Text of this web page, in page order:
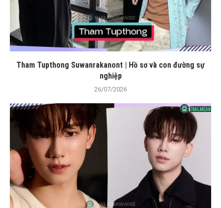
Tham Tupthong Suwanrakanont | Hồ sơ và con đường sự
nghiệp
26/07/2026